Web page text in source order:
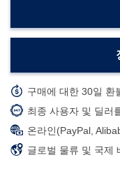
구매에 대한 30일 환
최종 사용자 및 딜러
온라인(PayPal,
글로벌 물류 및 국제